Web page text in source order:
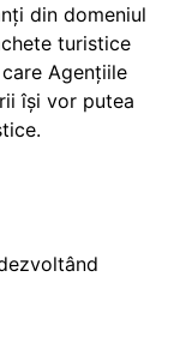
din domeniul
turistice
Agențiile
își vor putea